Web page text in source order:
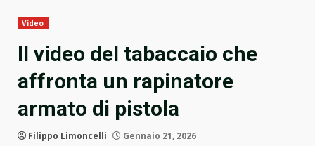
Video
Il video del tabaccaio che
affronta un rapinatore
armato di pistola
Filippo Limoncelli Gennaio 21, 2026